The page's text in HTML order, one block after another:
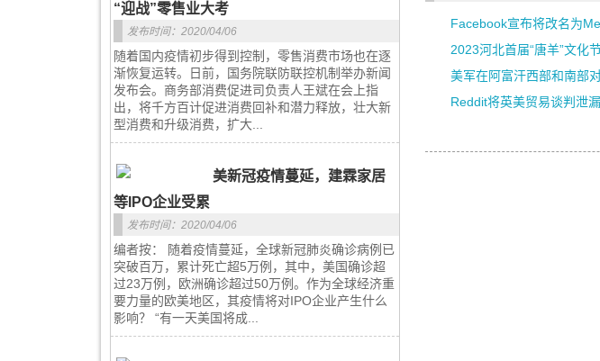
“迎战”零售业大考
发布时间：2020/04/06
随着国内疫情初步得到控制，零售消费市场也在逐
渐恢复运转。日前，国务院联防联控机制举办新闻
发布会。商务部消费促进司负责人王斌在会上指
出，将千方百计促进消费回补和潜力释放，壮大新
型消费和升级消费，扩大...
美新冠疫情蔓延，建霖家居
等IPO企业受累
发布时间：2020/04/06
编者按： 随着疫情蔓延，全球新冠肺炎确诊病例已
突破百万，累计死亡超5万例，其中，美国确诊超
过23万例，欧洲确诊超过50万例。作为全球经济重
要力量的欧美地区，其疫情将对IPO企业产生什么
影响？ “有一天美国将成...
Facebook宣布将改名为
2023河北首届“唐羊”文化
美军在阿富汗西部和南部
Reddit将英美贸易谈判泄